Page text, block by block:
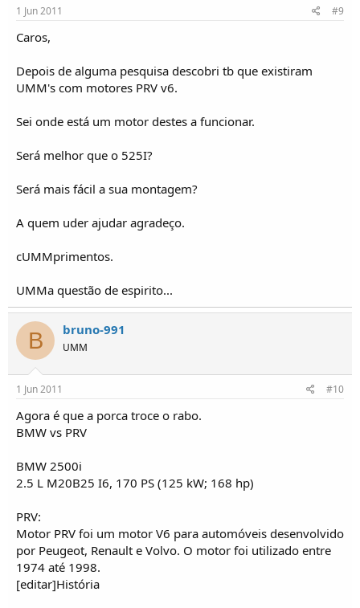
1 Jun 2011 #9
Caros,
Depois de alguma pesquisa descobri tb que existiram
UMM's com motores PRV v6.
Sei onde está um motor destes a funcionar.
Será melhor que o 525I?
Será mais fácil a sua montagem?
A quem uder ajudar agradeço.
cUMMprimentos.
UMMa questão de espirito...
B bruno-991
UMM
1 Jun 2011 #10
Agora é que a porca troce o rabo.
BMW vs PRV
BMW 2500i
2.5 L M20B25 I6, 170 PS (125 kW; 168 hp)
PRV:
Motor PRV foi um motor V6 para automóveis desenvolvido
por Peugeot, Renault e Volvo. O motor foi utilizado entre
1974 até 1998.
[editar]História